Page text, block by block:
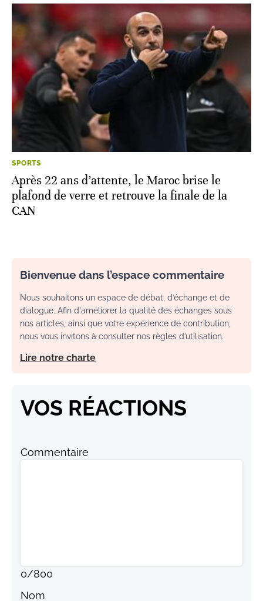
SPORTS
Après 22 ans d’attente, le Maroc brise le
plafond de verre et retrouve la finale de la
CAN
Bienvenue dans l’espace commentaire
Nous souhaitons un espace de débat, d’échange et de
dialogue. Afin d'améliorer la qualité des échanges sous
nos articles, ainsi que votre expérience de contribution,
nous vous invitons à consulter nos règles d’utilisation.
Lire notre charte
VOS RÉACTIONS
Commentaire
0/800
Nom